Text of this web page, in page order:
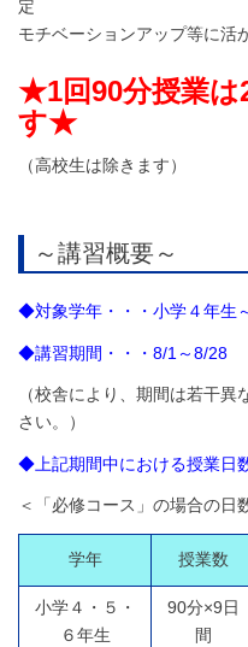
定
モチベーションアップ等に活
★1回90分授業は
す★
（高校生は除きます）
～講習概要～
◆対象学年・・・小学４年生
◆講習期間・・・8/1～8/28
（校舎により、期間は若干
さい。）
◆上記期間中における授業日
＜「必修コース」の場合の日
学年 授業数
小学４・５・
６年生
90分×9日
間